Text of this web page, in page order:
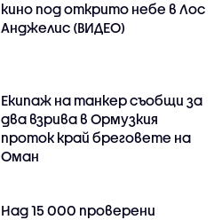
кино под открито небе в Лос
Анджелис (ВИДЕО)
Екипаж на танкер съобщи за
два взрива в Ормузкия
проток край бреговете на
Оман
Над 15 000 проверени